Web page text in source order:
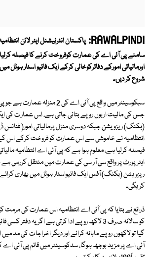
RAWALPINDI: پاکستان انٹرنیشنل ایئر لائن
سامنے پی آئی اے کی عمارت کوفروخت کرنے کا فیصلہ
اورمالیاتی امورکے دفاترکوخالی کرکے ایک فائیو اسٹار ہوٹل
شروع کر دیں۔
سبکوسینٹر میں واقع پی آئی اے کی
جس کی مالیت اربوں روپے بتائی جاتی ہے، اس عمارت کی
(بکنگ) ریزویشن جبکہ دوسری منزل پرمالیاتی امور(
انتظامیہ نے خاموشی سے اس عمارت کو فروخت کرکے اس کے
فیصلہ کرلیا ہے، معلوم ہوا ہے کہ پی آئی اے انتظامیہ
ایئرپورٹ پر واقع سی آر سی کی عمارت میں منتقل کررہی
ریزویشن (بکنگ) آفس ایک فائیواسٹار ہوٹل میں بھاری
کریگی۔
ذرائع نے بتایا کہ پی آئی اے انتظامیہ اس عمارت کی مرمت
کو سالانہ صرف 3 لاکھ روپے ادا کرتی ہے اگر یہ دفتر
گیا تو لاکھوں روپے ماہانہ کرائے اور دیگر اخراجات کی مد
آئی اے پر مزید بوجھ ہوگا، سدکوسینٹر میں قائم پی آئی اے